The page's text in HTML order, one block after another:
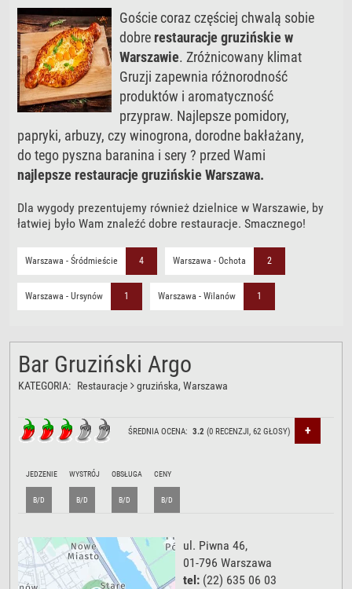
Goście coraz częściej chwalą sobie
dobre restauracje gruzińskie w
Warszawie. Zróżnicowany klimat
Gruzji zapewnia różnorodność
produktów i aromatyczność
przypraw. Najlepsze pomidory,
papryki, arbuzy, czy winogrona, dorodne bakłażany,
do tego pyszna baranina i sery ? przed Wami
najlepsze restauracje gruzińskie Warszawa.
Dla wygody prezentujemy również dzielnice w Warszawie, by
łatwiej było Wam znaleźć dobre restauracje. Smacznego!
Warszawa - Śródmieście 4 Warszawa - Ochota 2
Warszawa - Ursynów 1 Warszawa - Wilanów 1
Bar Gruziński Argo
KATEGORIA: Restauracje gruzińska, Warszawa
ŚREDNIA OCENA:3.2 (0 RECENZJI,62 GŁOSY) +
JEDZENIE
B/D
WYSTRÓJ
B/D
OBSŁUGA
B/D
CENY
B/D
ul. Piwna 46,
01-796 Warszawa
tel: (22) 635 06 03